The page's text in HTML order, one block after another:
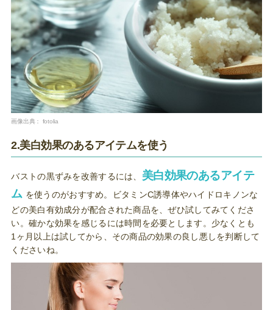
画像出典： fotolia
2.美白効果のあるアイテムを使う
バストの黒ずみを改善するには、 美白効果のあるアイテ
ム を使うのがおすすめ。ビタミンC誘導体やハイドロキノンな
どの美白有効成分が配合された商品を、ぜひ試してみてくださ
い。確かな効果を感じるには時間を必要とします。少なくとも
1ヶ月以上は試してから、その商品の効果の良し悪しを判断して
くださいね。